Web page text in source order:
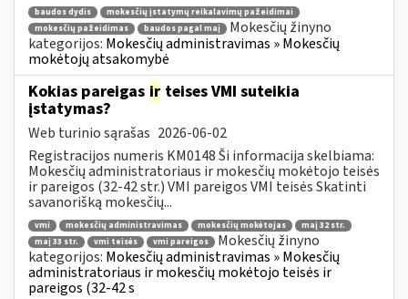
baudos dydis
mokesčių įstatymų reikalavimų pažeidimai
mokesčių pažeidimas
baudos pagal maį
Mokesčių žinyno
kategorijos: Mokesčių administravimas » Mokesčių
mokėtojų atsakomybė
Kokias pareigas ir teises VMI suteikia
įstatymas?
Web turinio sąrašas 2026-06-02
Registracijos numeris KM0148 Ši informacija skelbiama:
Mokesčių administratoriaus ir mokesčių mokėtojo teisės
ir pareigos (32-42 str.) VMI pareigos VMI teisės Skatinti
savanorišką mokesčių...
vmi mokesčių administravimas mokesčių mokėtojas
maį 32 str.
maį 33 str.
vmi teisės vmi pareigos
Mokesčių žinyno
kategorijos: Mokesčių administravimas » Mokesčių
administratoriaus ir mokesčių mokėtojo teisės ir
pareigos (32-42 s